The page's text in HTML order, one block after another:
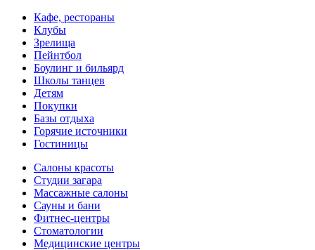
Кафе, рестораны
Клубы
Зрелища
Пейнтбол
Боулинг и бильярд
Школы танцев
Детям
Покупки
Базы отдыха
Горячие источники
Гостиницы
Салоны красоты
Студии загара
Массажные салоны
Сауны и бани
Фитнес-центры
Стоматологии
Медицинские центры